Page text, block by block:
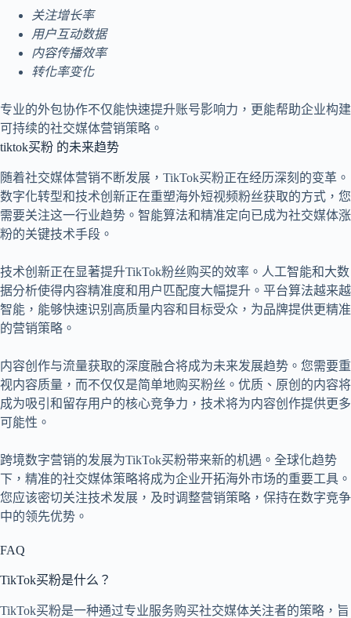
关注增长率
用户互动数据
内容传播效率
转化率变化
专业的外包协作不仅能快速提升账号影响力，更能帮助企业构建
可持续的社交媒体营销策略。
tiktok买粉 的未来趋势
随着社交媒体营销不断发展，TikTok买粉正在经历深刻的变革。
数字化转型和技术创新正在重塑海外短视频粉丝获取的方式，您
需要关注这一行业趋势。智能算法和精准定向已成为社交媒体涨
粉的关键技术手段。
技术创新正在显著提升TikTok粉丝购买的效率。人工智能和大数
据分析使得内容精准度和用户匹配度大幅提升。平台算法越来越
智能，能够快速识别高质量内容和目标受众，为品牌提供更精准
的营销策略。
内容创作与流量获取的深度融合将成为未来发展趋势。您需要重
视内容质量，而不仅仅是简单地购买粉丝。优质、原创的内容将
成为吸引和留存用户的核心竞争力，技术将为内容创作提供更多
可能性。
跨境数字营销的发展为TikTok买粉带来新的机遇。全球化趋势
下，精准的社交媒体策略将成为企业开拓海外市场的重要工具。
您应该密切关注技术发展，及时调整营销策略，保持在数字竞争
中的领先优势。
FAQ
TikTok买粉是什么？
TikTok买粉是一种通过专业服务购买社交媒体关注者的策略，旨